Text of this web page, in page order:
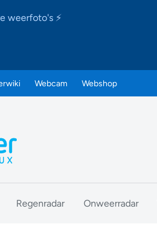
weerfoto's ⚡
Webcam Webshop
Regenradar Onweerradar